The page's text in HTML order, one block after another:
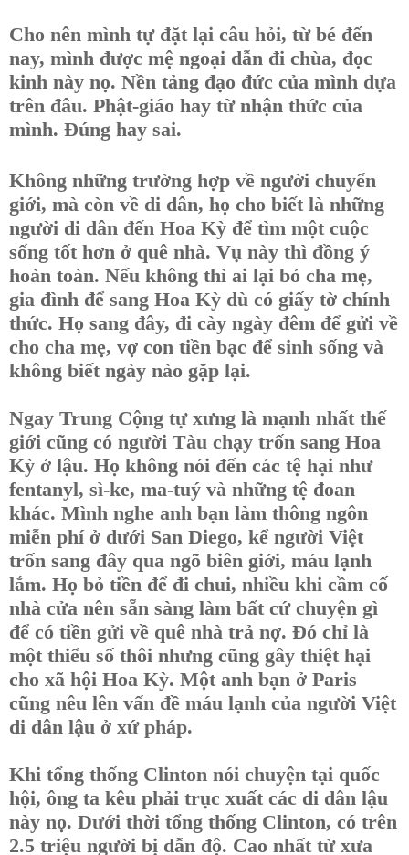
Cho nên mình tự đặt lại câu hỏi, từ bé đến
nay, mình được mệ ngoại dẫn đi chùa, đọc
kinh này nọ. Nền tảng đạo đức của mình dựa
trên đâu. Phật-giáo hay từ nhận thức của
mình. Đúng hay sai.
Không những trường hợp về người chuyển
giới, mà còn về di dân, họ cho biết là những
người di dân đến Hoa Kỳ để tìm một cuộc
sống tốt hơn ở quê nhà. Vụ này thì đồng ý
hoàn toàn. Nếu không thì ai lại bỏ cha mẹ,
gia đình để sang Hoa Kỳ dù có giấy tờ chính
thức. Họ sang đây, đi cày ngày đêm để gửi về
cho cha mẹ, vợ con tiền bạc để sinh sống và
không biết ngày nào gặp lại.
Ngay Trung Cộng tự xưng là mạnh nhất thế
giới cũng có người Tàu chạy trốn sang Hoa
Kỳ ở lậu. Họ không nói đến các tệ hại như
fentanyl, sì-ke, ma-tuý và những tệ đoan
khác. Mình nghe anh bạn làm thông ngôn
miễn phí ở dưới San Diego, kể người Việt
trốn sang đây qua ngõ biên giới, máu lạnh
lắm. Họ bỏ tiền để đi chui, nhiều khi cầm cố
nhà cửa nên sẵn sàng làm bất cứ chuyện gì
để có tiền gửi về quê nhà trả nợ. Đó chỉ là
một thiểu số thôi nhưng cũng gây thiệt hại
cho xã hội Hoa Kỳ. Một anh bạn ở Paris
cũng nêu lên vấn đề máu lạnh của người Việt
di dân lậu ở xứ pháp.
Khi tổng thống Clinton nói chuyện tại quốc
hội, ông ta kêu phải trục xuất các di dân lậu
này nọ. Dưới thời tổng thống Clinton, có trên
2.5 triệu người bị dẫn độ. Cao nhất từ xưa